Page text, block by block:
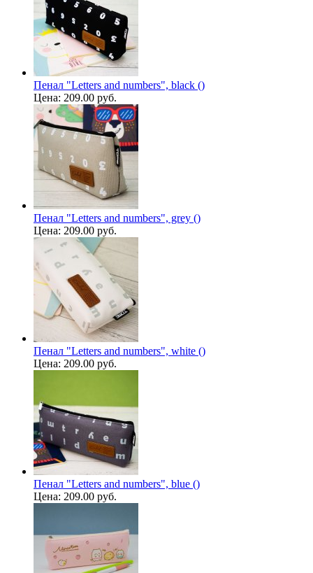
Пенал "Letters and numbers", black ()
Цена: 209.00 руб.
Пенал "Letters and numbers", grey ()
Цена: 209.00 руб.
Пенал "Letters and numbers", white ()
Цена: 209.00 руб.
Пенал "Letters and numbers", blue ()
Цена: 209.00 руб.